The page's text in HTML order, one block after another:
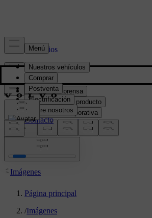
Prensa y Medios
Material de prensa
Información del producto
Información corporativa
Contacto de medios
location:
Imágenes
Página principal
/Imágenes